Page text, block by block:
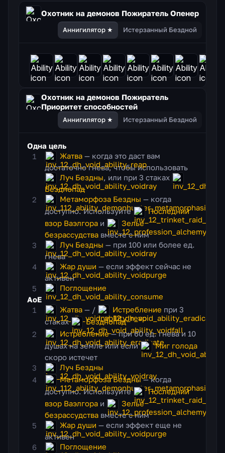
Охотник на демонов Пожиратель Опенер
Аннигилятор ★ Истерзанный Бездной
Охотник на демонов Пожиратель
Приоритет способностей
Аннигилятор ★ Истерзанный Бездной
Одна цель
Жатва — когда это даст вам
достаточно гнева, чтобы использовать
Луч Бездны , или при 3 стаках
Безднопад
Метаморфоза Бездны — когда
доступно. Используйте
Последний
взор Ваэлгора и
Зелье
безрассудства вместе с ним
Луч Бездны — при 100 или более ед.
гнева
Жар души — если эффект сейчас не
активен
Поглощение
АоЕ
Жатва — / Истребление при 3
стаках
Безднопад
Истребление— при 60 ед. гнева и 10
душах на земле или если
Миг голода
скоро истечет
Луч Бездны
Метаморфоза Бездны— когда
доступно. Используйте
Последний
взор Ваэлгора и
Зелье
безрассудства вместе с ним
Жар души — если эффект еще не
активен
Поглощение